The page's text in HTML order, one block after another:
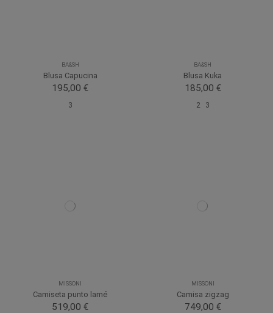
BA&SH
Blusa Capucina
195,00 €
3
BA&SH
Blusa Kuka
185,00 €
2 3
MISSONI
Camiseta punto lamé
519,00 €
MISSONI
Camisa zigzag
749,00 €